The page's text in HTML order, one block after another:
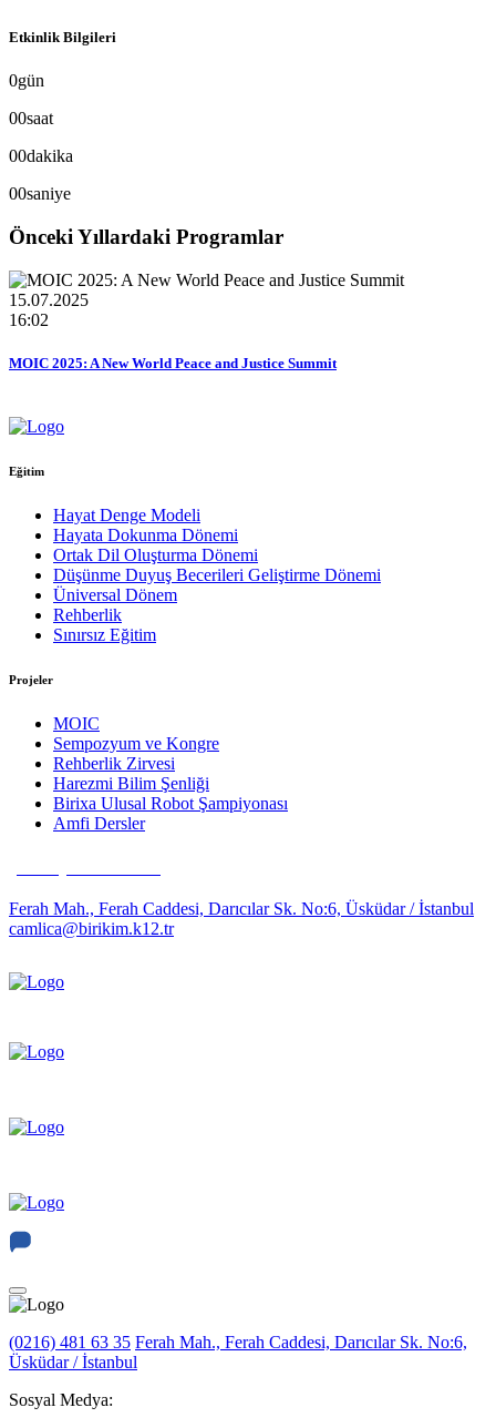
Etkinlik Bilgileri
0gün
00saat
00dakika
00saniye
Önceki Yıllardaki Programlar
15.07.2025
16:02
MOIC 2025: A New World Peace and Justice Summit
Eğitim
Hayat Denge Modeli
Hayata Dokunma Dönemi
Ortak Dil Oluşturma Dönemi
Düşünme Duyuş Becerileri Geliştirme Dönemi
Üniversal Dönem
Rehberlik
Sınırsız Eğitim
Projeler
MOIC
Sempozyum ve Kongre
Rehberlik Zirvesi
Harezmi Bilim Şenliği
Birixa Ulusal Robot Şampiyonası
Amfi Dersler
Ferah Mah., Ferah Caddesi, Darıcılar Sk. No:6, Üsküdar / İstanbul
camlica@birikim.k12.tr
(0216) 481 63 35 Ferah Mah., Ferah Caddesi, Darıcılar Sk. No:6,
Üsküdar / İstanbul
Sosyal Medya: